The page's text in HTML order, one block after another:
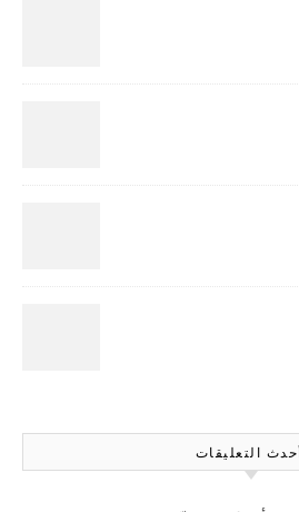
أحدث التعليقات